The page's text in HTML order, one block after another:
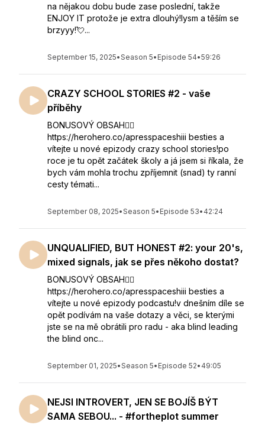
na nějakou dobu bude zase poslední, takže
ENJOY IT protože je extra dlouhý!lysm a těším se
brzyyy!💘...
September 15, 2025•Season 5• Episode 54•59:26
CRAZY SCHOOL STORIES #2 - vaše
příběhy
BONUSOVÝ OBSAH👇🏻
https://herohero.co/apresspaceshiii besties a
vítejte u nové epizody crazy school stories!po
roce je tu opět začátek školy a já jsem si říkala, že
bych vám mohla trochu zpříjemnit (snad) ty ranní
cesty témati...
September 08, 2025•Season 5• Episode 53• 42:24
UNQUALIFIED, BUT HONEST #2: your 20's,
mixed signals, jak se přes někoho dostat?
BONUSOVÝ OBSAH👇🏻
https://herohero.co/apresspaceshiii besties a
vítejte u nové epizody podcastu!v dnešním díle se
opět podívám na vaše dotazy a věci, se kterými
jste se na mě obrátili pro radu - aka blind leading
the blind onc...
September 01, 2025•Season 5• Episode 52• 49:05
NEJSI INTROVERT, JEN SE BOJÍŠ BÝT
SAMA SEBOU... - #fortheplot summer